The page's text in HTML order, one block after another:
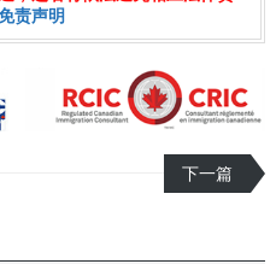
责声明
下一篇